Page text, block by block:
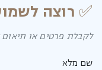
✅ רוצה
לקבלת פרטים או
שם מלא